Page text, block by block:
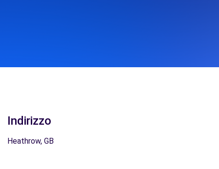
Indirizzo
Heathrow, GB